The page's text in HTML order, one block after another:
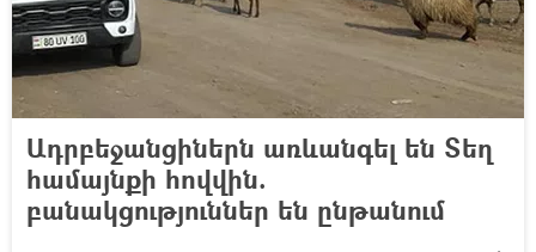
Ադրբեջանցիներն առևանգել են Տեղ
համայնքի հովվին.
բանակցություններ են ընթանում